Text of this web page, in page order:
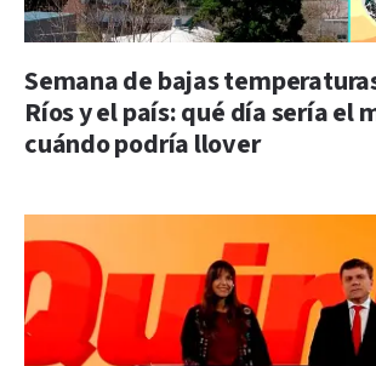
Semana de bajas
Ríos y el país: qué día sería el
cuándo podría llover